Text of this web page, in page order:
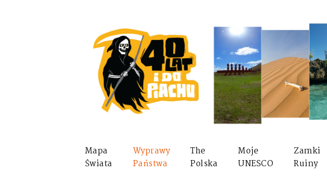
Mapa
Świata
Wyprawy
Państwa
The
Polska
Moje
UNESCO
Zamki
Ruiny